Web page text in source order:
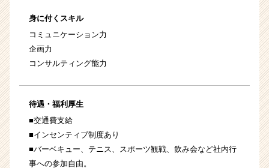
身に付くスキル
コミュニケーション力
企画力
コンサルティング能力
待遇・福利厚生
■交通費支給
■インセンティブ制度あり
■バーベキュー、テニス、スポーツ観戦、飲み会など社内行
事への参加自由。